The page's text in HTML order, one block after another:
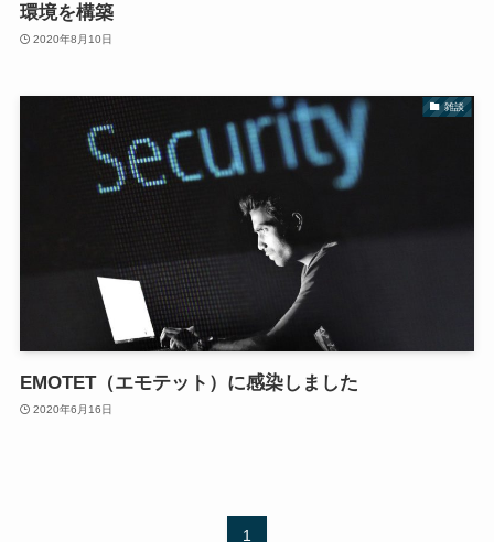
環境を構築
2020年8月10日
雑談
EMOTET（エモテット）に感染しました
2020年6月16日
1